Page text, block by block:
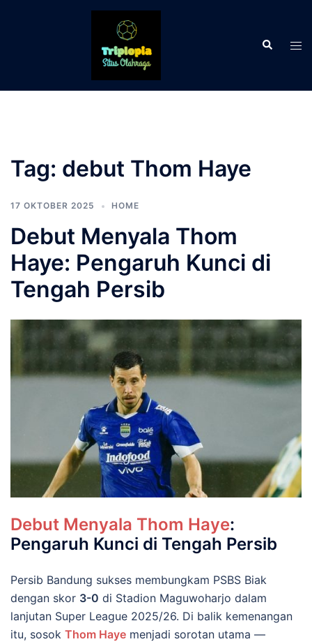
Cari
Tag: debut Thom Haye
17 OKTOBER 2025 HOME
Debut Menyala Thom
Haye: Pengaruh Kunci di
Tengah Persib
Debut Menyala Thom Haye:
Pengaruh Kunci di Tengah Persib
Persib Bandung sukses membungkam PSBS Biak
dengan skor 3-0 di Stadion Maguwoharjo dalam
lanjutan Super League 2025/26. Di balik kemenangan
itu, sosok Thom Haye menjadi sorotan utama —